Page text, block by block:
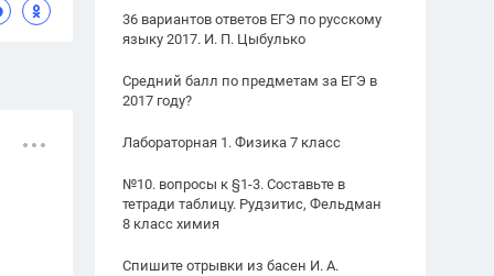
36 вариантов ответов ЕГЭ по русскому
языку 2017. И. П. Цыбулько
Средний балл по предметам за ЕГЭ в
2017 году?
Лабораторная 1. Физика 7 класс
№10. вопросы к §1-3. Составьте в
тетради таблицу. Рудзитис, Фельдман
8 класс химия
Спишите отрывки из басен И. А.